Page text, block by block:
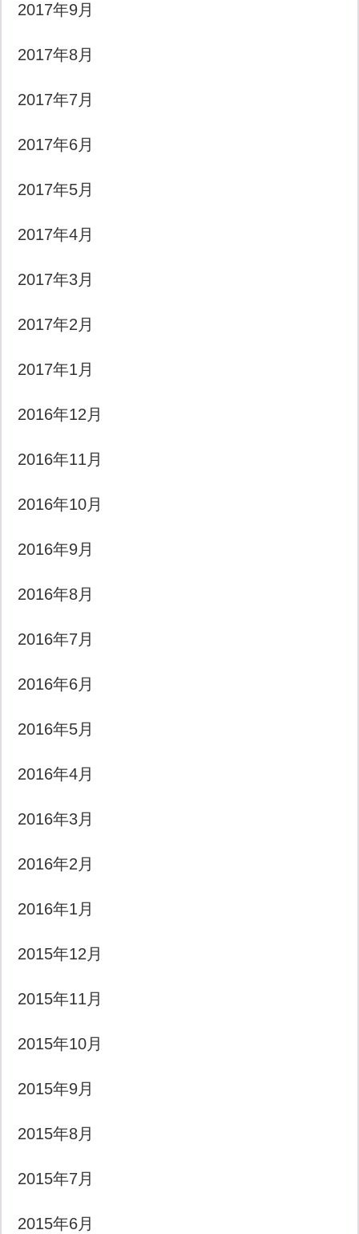
2017年9月
2017年8月
2017年7月
2017年6月
2017年5月
2017年4月
2017年3月
2017年2月
2017年1月
2016年12月
2016年11月
2016年10月
2016年9月
2016年8月
2016年7月
2016年6月
2016年5月
2016年4月
2016年3月
2016年2月
2016年1月
2015年12月
2015年11月
2015年10月
2015年9月
2015年8月
2015年7月
2015年6月